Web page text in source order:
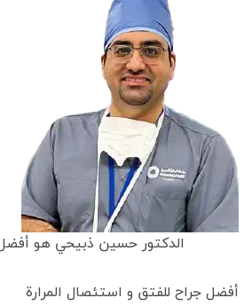
الدكتور حسين ذبيحي هو أفضل
أفضل جراح للفتق و استئصال المرارة